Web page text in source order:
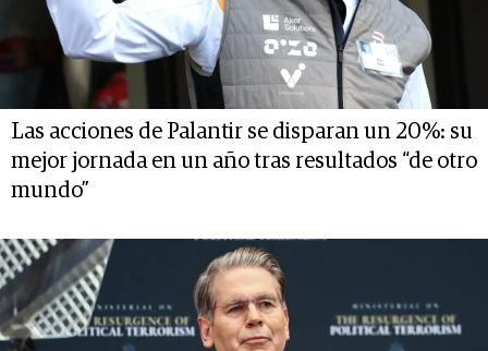
Las acciones de Palantir se disparan un 20%: su
mejor jornada en un año tras resultados “de otro
mundo”